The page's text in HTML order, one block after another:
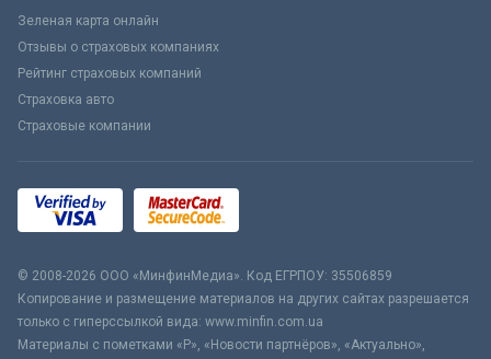
Зеленая карта онлайн
Отзывы о страховых компаниях
Рейтинг страховых компаний
Страховка авто
Страховые компании
© 2008-2026 ООО «МинфинМедиа». Код ЕГРПОУ: 35506859
Копирование и размещение материалов на других сайтах разрешается
только с гиперссылкой вида: www.minfin.com.ua
Материалы с пометками «Р», «Новости партнёров», «Актуально»,